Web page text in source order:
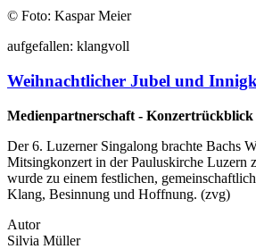
© Foto: Kaspar Meier
aufgefallen: klangvoll
Weihnachtlicher Jubel und
Medienpartnerschaft - Konzertrückblick
Der 6. Luzerner Singalong brachte Bachs
Mitsingkonzert in der Pauluskirche Luzern
wurde zu einem festlichen,
Klang, Besinnung und Hoffnung. (zvg)
Autor
Silvia Müller